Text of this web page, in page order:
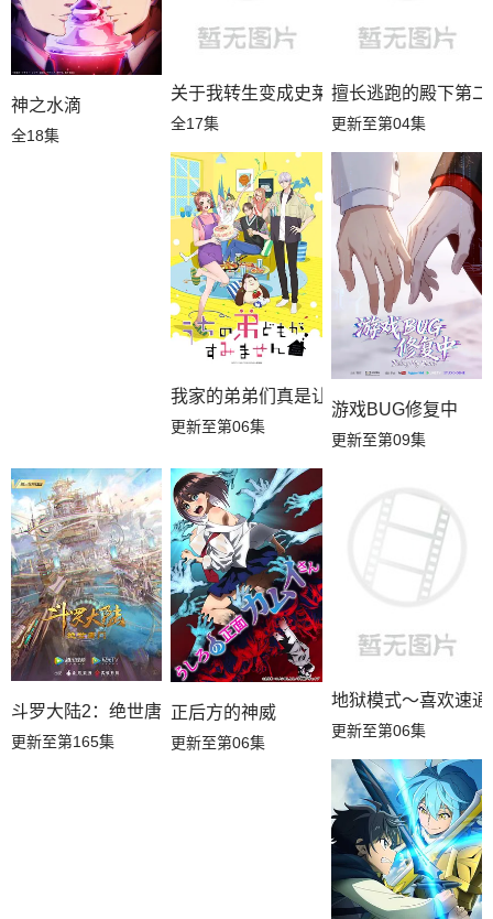
神之水滴
全18集
关于我转生变成史莱姆这档事第四季
全17集
擅长逃跑的殿下第二
更新至第04集
我家的弟弟们真是让您费心了
更新至第06集
游戏BUG修复中
更新至第09集
斗罗大陆2：绝世唐门
更新至第165集
正后方的神威
更新至第06集
地狱模式～喜欢速
更新至第06集